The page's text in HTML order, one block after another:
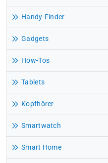
Handy-Finder
Gadgets
How-Tos
Tablets
Kopfhörer
Smartwatch
Smart Home